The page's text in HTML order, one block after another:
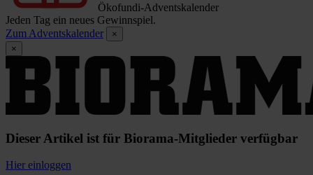
Ökofundi-Adventskalender
Jeden Tag ein neues Gewinnspiel.
Zum Adventskalender
×
×
Dieser Artikel ist für Biorama-Mitglieder verfügbar
Hier einloggen